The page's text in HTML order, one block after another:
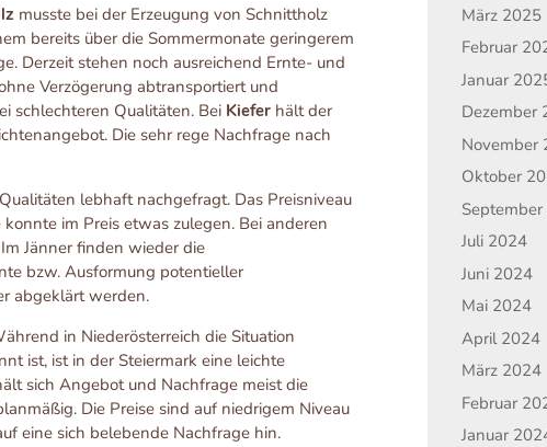
musste bei der Erzeugung von Schnittholz
bereits über die Sommermonate geringerem
Derzeit stehen noch ausreichend Ernte- und
Verzögerung abtransportiert und
schlechteren Qualitäten. Bei Kiefer hält der
Die sehr rege Nachfrage nach
lebhaft nachgefragt. Das Preisniveau
im Preis etwas zulegen. Bei anderen
Jänner finden wieder die
bzw. Ausformung potentieller
abgeklärt werden.
in Niederösterreich die Situation
ist, ist in der Steiermark eine leichte
sich Angebot und Nachfrage meist die
Die Preise sind auf niedrigem Niveau
eine sich belebende Nachfrage hin.
März 2025
Februar
Januar
Dezember
November
Oktober
Juli 2024
Juni 2024
Mai 2024
April 2024
März 2024
Februar
Januar